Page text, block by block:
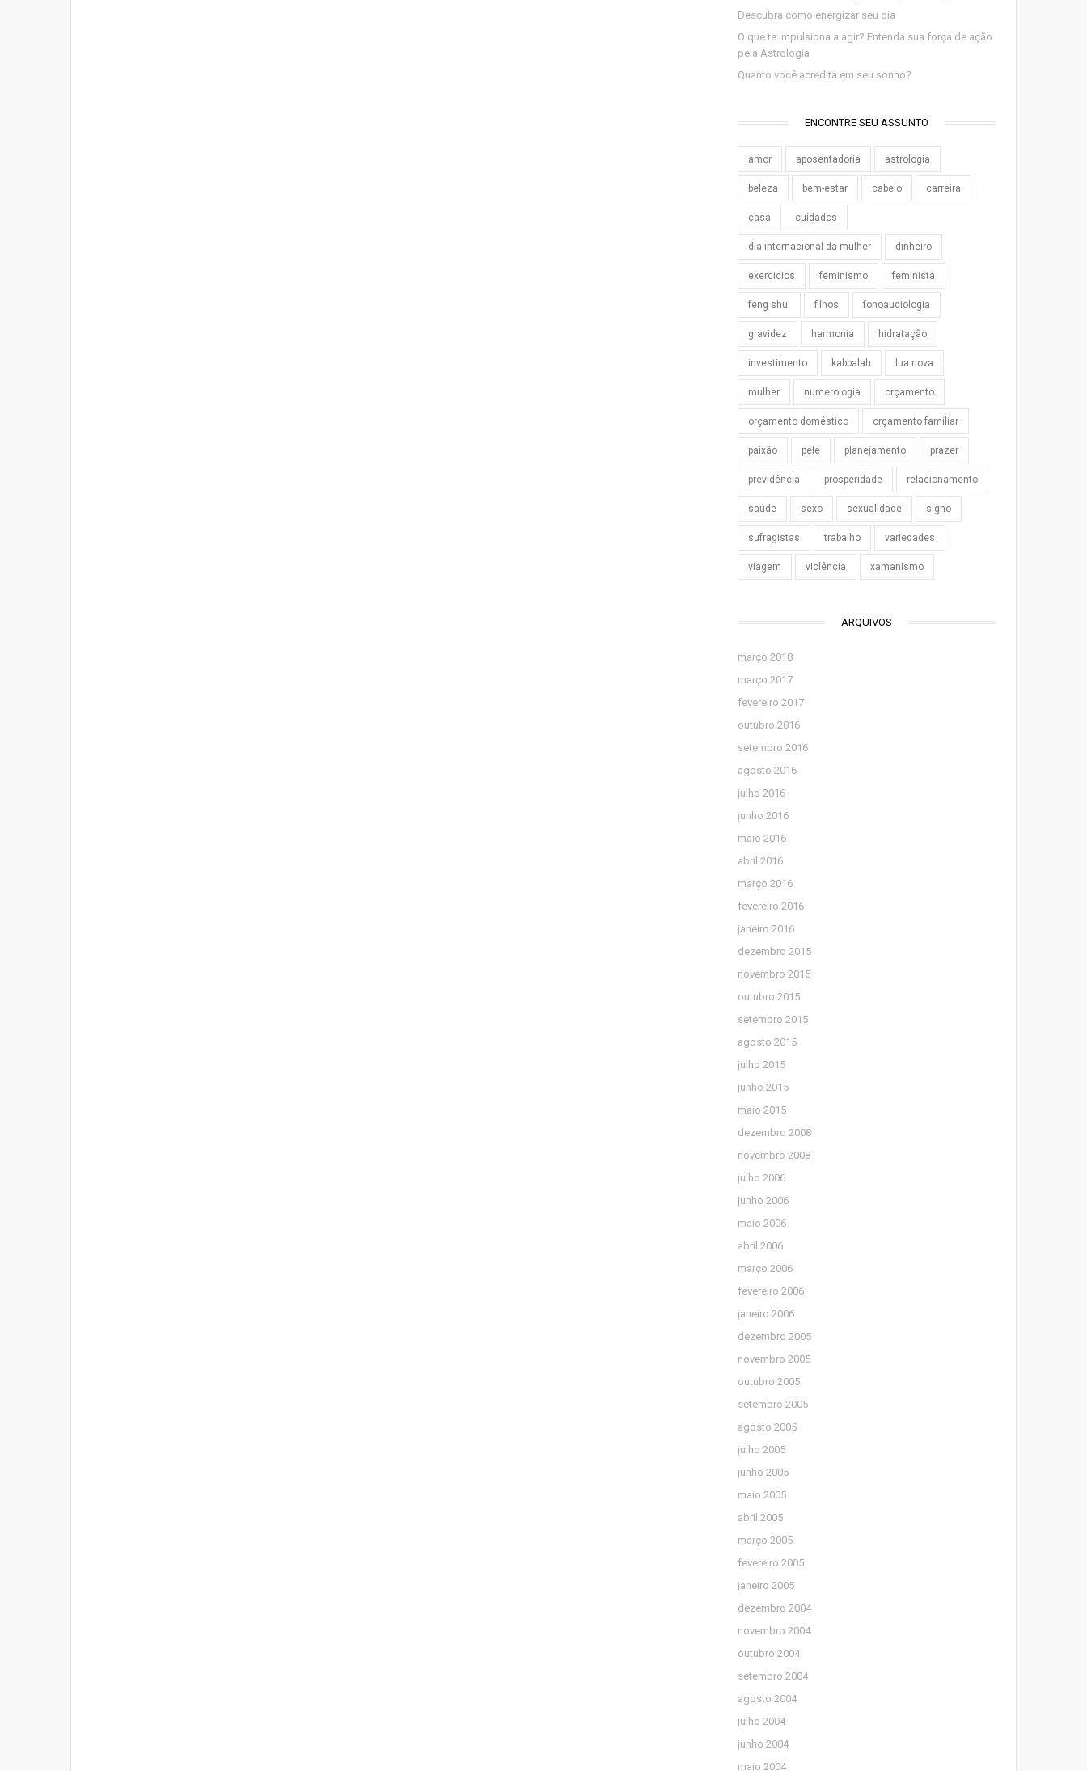
Descubra como energizar seu dia
O que te impulsiona a agir? Entenda sua força de ação
pela Astrologia
Quanto você acredita em seu sonho?
ENCONTRE SEU ASSUNTO
amor aposentadoria astrologia
beleza bem-estar cabelo carreira
casa cuidados
dia internacional da mulher dinheiro
exercicios feminismo feminista
feng shui filhos fonoaudiologia
gravidez harmonia hidratação
investimento kabbalah lua nova
mulher numerologia orçamento
orçamento doméstico orçamento familiar
paixão pele planejamento prazer
previdência prosperidade relacionamento
saúde sexo sexualidade signo
sufragistas trabalho variedades
viagem violência xamanismo
ARQUIVOS
março 2018
março 2017
fevereiro 2017
outubro 2016
setembro 2016
agosto 2016
julho 2016
junho 2016
maio 2016
abril 2016
março 2016
fevereiro 2016
janeiro 2016
dezembro 2015
novembro 2015
outubro 2015
setembro 2015
agosto 2015
julho 2015
junho 2015
maio 2015
dezembro 2008
novembro 2008
julho 2006
junho 2006
maio 2006
abril 2006
março 2006
fevereiro 2006
janeiro 2006
dezembro 2005
novembro 2005
outubro 2005
setembro 2005
agosto 2005
julho 2005
junho 2005
maio 2005
abril 2005
março 2005
fevereiro 2005
janeiro 2005
dezembro 2004
novembro 2004
outubro 2004
setembro 2004
agosto 2004
julho 2004
junho 2004
maio 2004